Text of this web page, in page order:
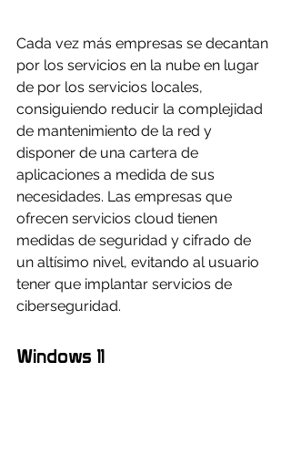
Cada vez más empresas se decantan
por los servicios en la nube en lugar
de por los servicios locales,
consiguiendo reducir la complejidad
de mantenimiento de la red y
disponer de una cartera de
aplicaciones a medida de sus
necesidades. Las empresas que
ofrecen servicios cloud tienen
medidas de seguridad y cifrado de
un altísimo nivel, evitando al usuario
tener que implantar servicios de
ciberseguridad.
Windows 11